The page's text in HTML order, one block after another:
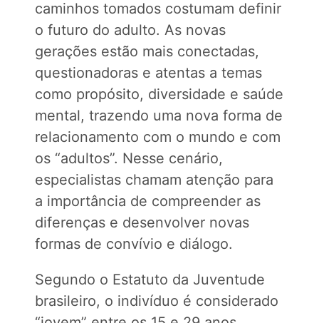
caminhos tomados costumam definir
o futuro do adulto. As novas
gerações estão mais conectadas,
questionadoras e atentas a temas
como propósito, diversidade e saúde
mental, trazendo uma nova forma de
relacionamento com o mundo e com
os “adultos”. Nesse cenário,
especialistas chamam atenção para
a importância de compreender as
diferenças e desenvolver novas
formas de convívio e diálogo.
Segundo o Estatuto da Juventude
brasileiro, o indivíduo é considerado